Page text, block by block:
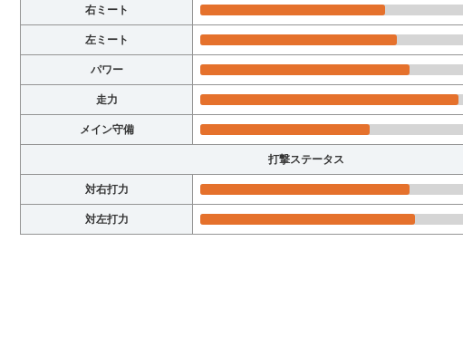
右ミート
左ミート
パワー
走力
メイン守備
打撃ステータス
対右打力
対左打力